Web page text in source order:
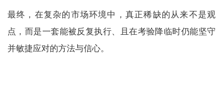
最终，在复杂的市场环境中，真正稀缺的从来不是观
点，而是一套能被反复执行、且在考验降临时仍能坚守
并敏捷应对的方法与信心。